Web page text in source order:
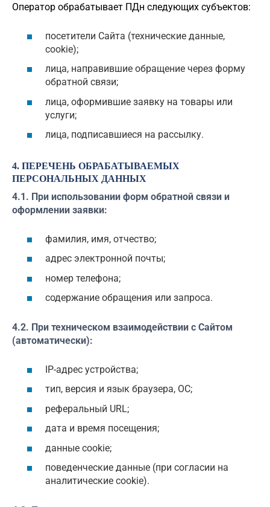
Оператор обрабатывает ПДн следующих субъектов:
посетители Сайта (технические данные,
cookie);
лица, направившие обращение через форму
обратной связи;
лица, оформившие заявку на товары или
услуги;
лица, подписавшиеся на рассылку.
4. ПЕРЕЧЕНЬ ОБРАБАТЫВАЕМЫХ
ПЕРСОНАЛЬНЫХ ДАННЫХ
4.1. При использовании форм обратной связи и
оформлении заявки:
фамилия, имя, отчество;
адрес электронной почты;
номер телефона;
содержание обращения или запроса.
4.2. При техническом взаимодействии с Сайтом
(автоматически):
IP-адрес устройства;
тип, версия и язык браузера, ОС;
реферальный URL;
дата и время посещения;
данные cookie;
поведенческие данные (при согласии на
аналитические cookie).